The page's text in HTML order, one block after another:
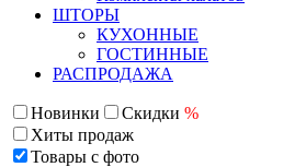
ШТОРЫ
КУХОННЫЕ
ГОСТИННЫЕ
РАСПРОДАЖА
Новинки Скидки %
Хиты продаж
Товары с фото